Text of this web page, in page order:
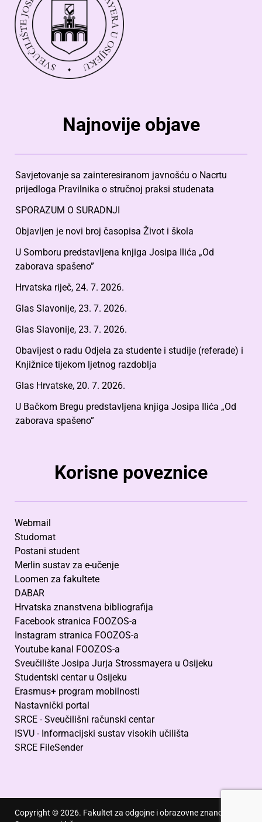
Najnovije objave
Savjetovanje sa zainteresiranom javnošću o Nacrtu
prijedloga Pravilnika o stručnoj praksi studenata
SPORAZUM O SURADNJI
Objavljen je novi broj časopisa Život i škola
U Somboru predstavljena knjiga Josipa Ilića „Od
zaborava spašeno”
Hrvatska riječ, 24. 7. 2026.
Glas Slavonije, 23. 7. 2026.
Glas Slavonije, 23. 7. 2026.
Obavijest o radu Odjela za studente i studije (referade) i
Knjižnice tijekom ljetnog razdoblja
Glas Hrvatske, 20. 7. 2026.
U Bačkom Bregu predstavljena knjiga Josipa Ilića „Od
zaborava spašeno”
Korisne poveznice
Webmail
Studomat
Postani student
Merlin sustav za e-učenje
Loomen za fakultete
DABAR
Hrvatska znanstvena bibliografija
Facebook stranica FOOZOS-a
Instagram stranica FOOZOS-a
Youtube kanal FOOZOS-a
Sveučilište Josipa Jurja Strossmayera u Osijeku
Studentski centar u Osijeku
Erasmus+ program mobilnosti
Nastavnički portal
SRCE - Sveučilišni računski centar
ISVU - Informacijski sustav visokih učilišta
SRCE FileSender
Copyright © 2026. Fakultet za odgojne i obrazovne znanosti.